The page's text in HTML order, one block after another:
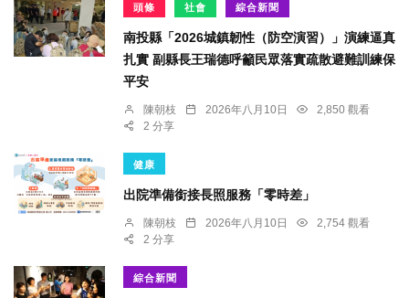
頭條 社會 綜合新聞
南投縣「2026城鎮韌性（防空演習）」演練逼真
扎實 副縣長王瑞德呼籲民眾落實疏散避難訓練保
平安
陳朝枝 2026年八月10日
2,850 觀看
2 分享
健康
出院準備銜接長照服務「零時差」
陳朝枝 2026年八月10日
2,754 觀看
2 分享
綜合新聞